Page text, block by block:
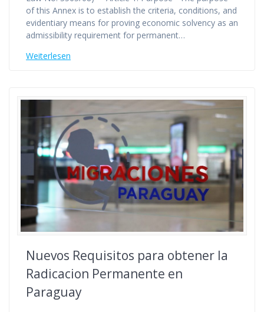
of this Annex is to establish the criteria, conditions, and
evidentiary means for proving economic solvency as an
admissibility requirement for permanent…
Weiterlesen
Nuevos Requisitos para obtener la
Radicacion Permanente en
Paraguay